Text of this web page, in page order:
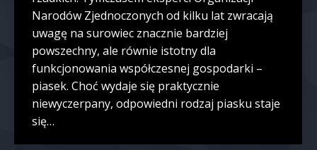
Narodów Zjednoczonych od kilku lat zwracają
uwagę na surowiec znacznie bardziej
powszechny, ale równie istotny dla
funkcjonowania współczesnej gospodarki –
piasek. Choć wydaje się praktycznie
niewyczerpany, odpowiedni rodzaj piasku staje
się…